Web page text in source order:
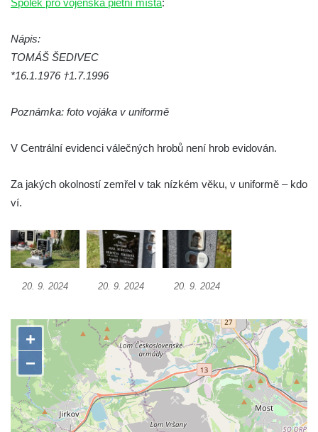
Budějovické ulici na domě čp. 19 v
hřbitově v Kamenném Újezdě
Kamenném Újezdě
Velešíně
Velešíně
Hrob Jana Foitla na hřbitově ve Velešíně
u kostela svatého Václava ve Velešíně
Pamětní deska 240 MILES TO FREEDOM u
pomníku obětem válek na náměstí J. V.
Kamarýta ve Velešíně
Pomník obětem 1. a 2. světové války na
Nápis:
TOMÁŠ ŠEDIVEC
*16.1.1976 †1.7.1996
Poznámka: foto vojáka v uniformě
V Centrální evidenci válečných hrobů není hrob evidován.
Za jakých okolností zemřel v tak nízkém věku, v uniformě – kdo
ví.
20. 9. 2024 20. 9. 2024 20. 9. 2024